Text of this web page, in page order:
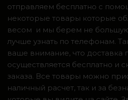
отправляем бесплатно с
некоторые товары которые
весом и мы берем не большую
лучше узнать по телефонам.
ваше внимание, что доставка
осуществляется бесплатно и
заказа. Все товары можно
наличный расчет, так и за